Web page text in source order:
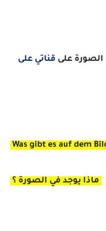
على قناتي على
Was gibt es auf dem